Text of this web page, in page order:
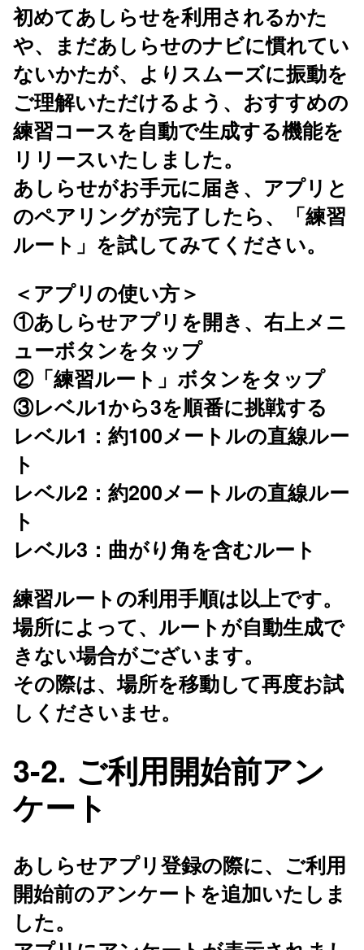
初めてあしらせを利用されるかた
や、まだあしらせのナビに慣れてい
ないかたが、よりスムーズに振動を
ご理解いただけるよう、おすすめの
練習コースを自動で生成する機能を
リリースいたしました。
あしらせがお手元に届き、アプリと
のペアリングが完了したら、「練習
ルート」を試してみてください。
＜アプリの使い方＞
①あしらせアプリを開き、右上メニ
ューボタンをタップ
②「練習ルート」ボタンをタップ
③レベル1から3を順番に挑戦する
レベル1：約100メートルの直線ルー
ト
レベル2：約200メートルの直線ルー
ト
レベル3：曲がり角を含むルート
練習ルートの利用手順は以上です。
場所によって、ルートが自動生成で
きない場合がございます。
その際は、場所を移動して再度お試
しくださいませ。
3-2. ご利用開始前アン
ケート
あしらせアプリ登録の際に、ご利用
開始前のアンケートを追加いたしま
した。